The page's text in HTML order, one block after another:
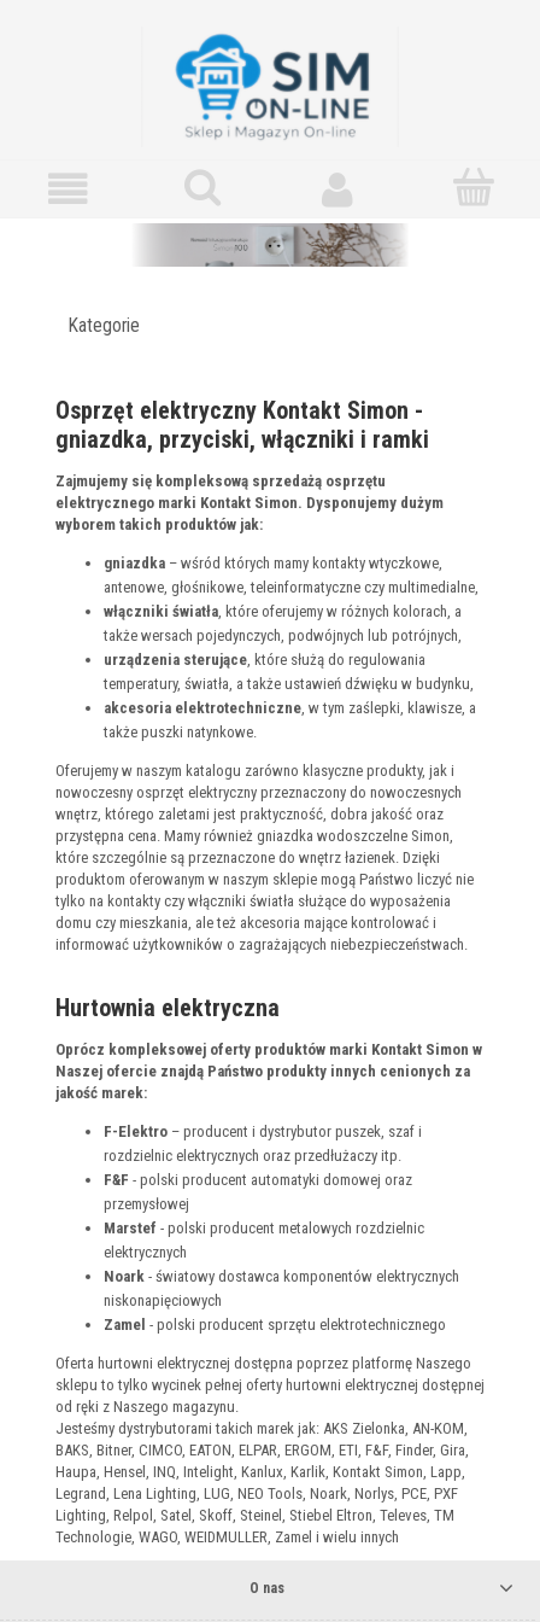
Kategorie
Osprzęt elektryczny Kontakt Simon -
gniazdka, przyciski, włączniki i ramki
Zajmujemy się kompleksową sprzedażą osprzętu
elektrycznego marki Kontakt Simon. Dysponujemy dużym
wyborem takich produktów jak:
gniazdka – wśród których mamy kontakty wtyczkowe,
antenowe, głośnikowe, teleinformatyczne czy multimedialne,
włączniki światła , które oferujemy w różnych kolorach, a
także wersach pojedynczych, podwójnych lub potrójnych,
urządzenia sterujące , które służą do regulowania
temperatury, światła, a także ustawień dźwięku w budynku,
akcesoria elektrotechniczne , w tym zaślepki, klawisze, a
także puszki natynkowe.
Oferujemy w naszym katalogu zarówno klasyczne produkty, jak i
nowoczesny osprzęt elektryczny przeznaczony do nowoczesnych
wnętrz, którego zaletami jest praktyczność, dobra jakość oraz
przystępna cena. Mamy również gniazdka wodoszczelne Simon,
które szczególnie są przeznaczone do wnętrz łazienek. Dzięki
produktom oferowanym w naszym sklepie mogą Państwo liczyć nie
tylko na kontakty czy włączniki światła służące do wyposażenia
domu czy mieszkania, ale też akcesoria mające kontrolować i
informować użytkowników o zagrażających niebezpieczeństwach.
Hurtownia elektryczna
Oprócz kompleksowej oferty produktów marki Kontakt Simon w
Naszej ofercie znajdą Państwo produkty innych cenionych za
jakość marek:
F-Elektro – producent i dystrybutor puszek, szaf i
rozdzielnic elektrycznych oraz przedłużaczy itp.
F&F - polski producent automatyki domowej oraz
przemysłowej
Marstef - polski producent metalowych rozdzielnic
elektrycznych
Noark - światowy dostawca komponentów elektrycznych
niskonapięciowych
Zamel - polski producent sprzętu elektrotechnicznego
Oferta hurtowni elektrycznej dostępna poprzez platformę Naszego
sklepu to tylko wycinek pełnej oferty hurtowni elektrycznej dostępnej
od ręki z Naszego magazynu.
Jesteśmy dystrybutorami takich marek jak: AKS Zielonka, AN-KOM,
BAKS, Bitner, CIMCO, EATON, ELPAR, ERGOM, ETI, F&F, Finder, Gira,
Haupa, Hensel, INQ, Intelight, Kanlux, Karlik, Kontakt Simon, Lapp,
Legrand, Lena Lighting, LUG, NEO Tools, Noark, Norlys, PCE, PXF
Lighting, Relpol, Satel, Skoff, Steinel, Stiebel Eltron, Televes, TM
Technologie, WAGO, WEIDMULLER, Zamel i wielu innych
O nas